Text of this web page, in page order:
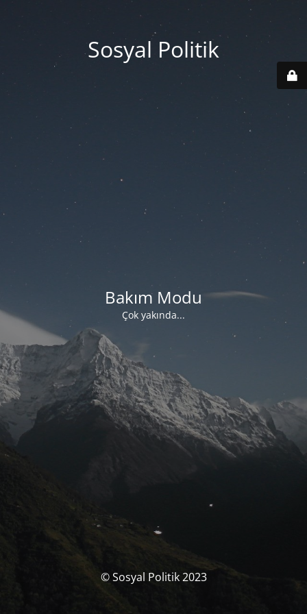
Sosyal Politik
Bakım Modu
Çok yakında...
© Sosyal Politik 2023